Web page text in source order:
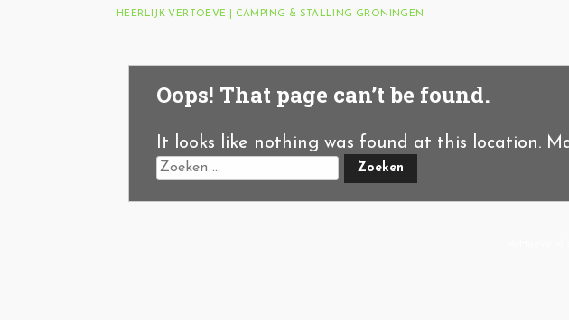
HEERLIJK VERTOEVE | CAMPING & STALLING GRONINGEN
Oops! That page can’t be found.
It looks like nothing was found at this location.